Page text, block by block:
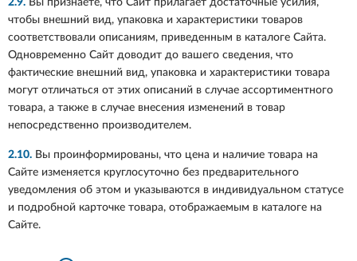
2.9. Вы признаёте, что Сайт прилагает достаточные усилия,
чтобы внешний вид, упаковка и характеристики товаров
соответствовали описаниям, приведенным в каталоге Сайта.
Одновременно Сайт доводит до вашего сведения, что
фактические внешний вид, упаковка и характеристики товара
могут отличаться от этих описаний в случае ассортиментного
товара, а также в случае внесения изменений в товар
непосредственно производителем.
2.10. Вы проинформированы, что цена и наличие товара на
Сайте изменяется круглосуточно без предварительного
уведомления об этом и указываются в индивидуальном статусе
и подробной карточке товара, отображаемым в каталоге на
Сайте.